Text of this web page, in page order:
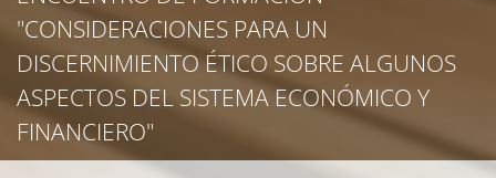
"CONSIDERACIONES PARA UN
DISCERNIMIENTO ÉTICO SOBRE ALGUNOS
ASPECTOS DEL SISTEMA ECONÓMICO Y
FINANCIERO"